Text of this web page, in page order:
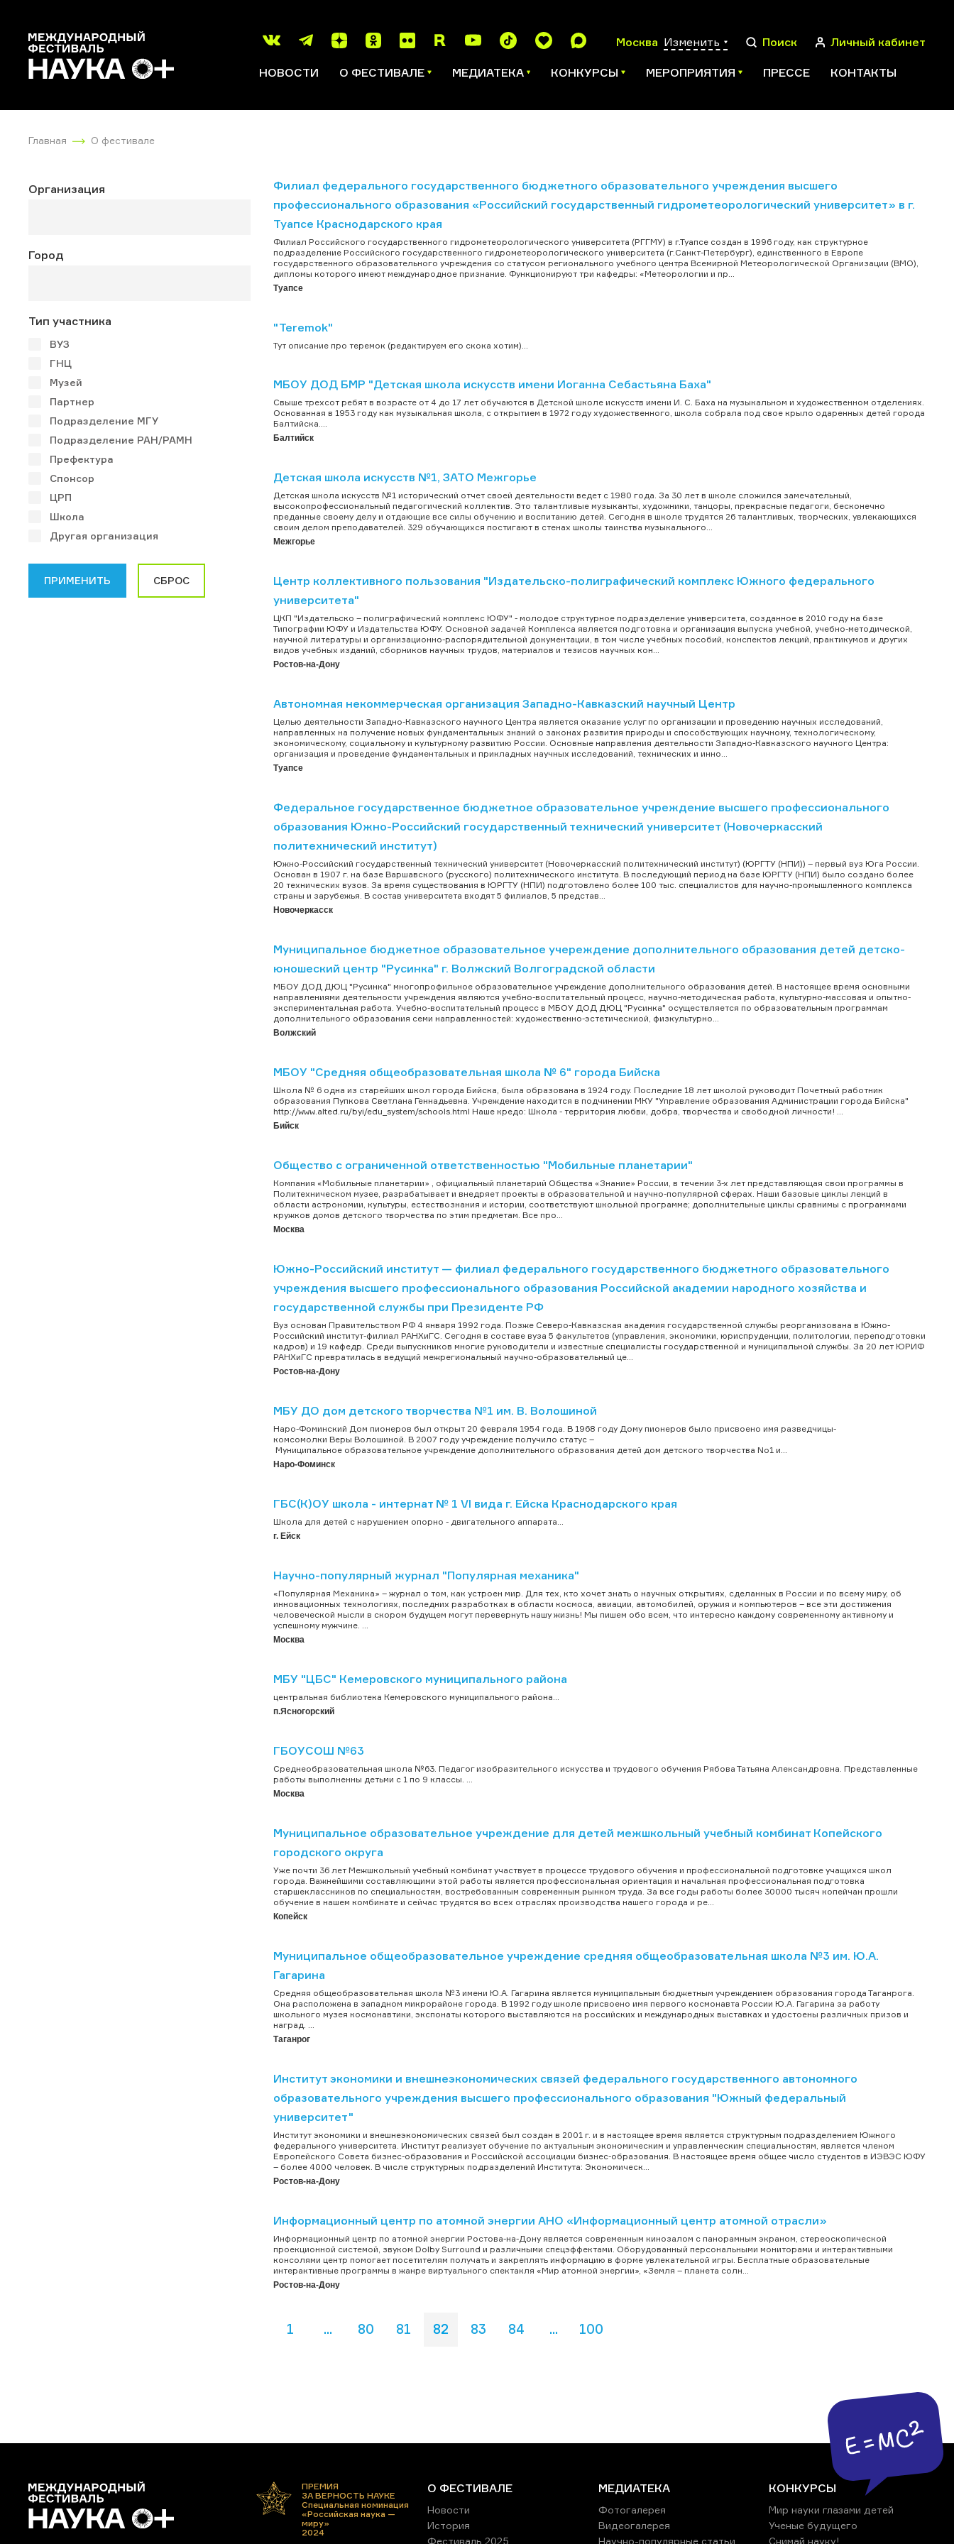
Москва Изменить Поиск Личный кабинет
НОВОСТИ О ФЕСТИВАЛЕ МЕДИАТЕКА КОНКУРСЫ МЕРОПРИЯТИЯ ПРЕССЕ КОНТАКТЫ
Главная О фестивале
Организация
Город
Тип участника
ВУЗ
ГНЦ
Музей
Партнер
Подразделение МГУ
Подразделение РАН/РАМН
Префектура
Спонсор
ЦРП
Школа
Другая организация
Филиал федерального государственного бюджетного образовательного учреждения высшего
профессионального образования «Российский государственный гидрометеорологический университет» в г.
Туапсе Краснодарского края
Филиал Российского государственного гидрометеорологического университета (РГГМУ) в г.Туапсе создан в 1996 году, как структурное
подразделение Российского государственного гидрометеорологического университета (г.Санкт-Петербург), единственного в Европе
государственного образовательного учреждения со статусом регионального учебного центра Всемирной Метеорологической Организации (ВМО),
дипломы которого имеют международное признание. Функционируют три кафедры: «Метеорологии и пр...
Туапсе
"Teremok"
Тут описание про теремок (редактируем его скока хотим)...
МБОУ ДОД БМР "Детская школа искусств имени Иоганна Себастьяна Баха"
Свыше трехсот ребят в возрасте от 4 до 17 лет обучаются в Детской школе искусств имени И. С. Баха на музыкальном и художественном отделениях.
Основанная в 1953 году как музыкальная школа, с открытием в 1972 году художественного, школа собрала под свое крыло одаренных детей города
Балтийска....
Балтийск
Детская школа искусств №1, ЗАТО Межгорье
Детская школа искусств №1 исторический отчет своей деятельности ведет с 1980 года. За 30 лет в школе сложился замечательный,
высокопрофессиональный педагогический коллектив. Это талантливые музыканты, художники, танцоры, прекрасные педагоги, бесконечно
преданные своему делу и отдающие все силы обучению и воспитанию детей. Сегодня в школе трудятся 26 талантливых, творческих, увлекающихся
своим делом преподавателей. 329 обучающихся постигают в стенах школы таинства музыкального...
Межгорье
Центр коллективного пользования "Издательско-полиграфический комплекс Южного федерального
университета"
ЦКП "Издательско – полиграфический комплекс ЮФУ" - молодое структурное подразделение университета, созданное в 2010 году на базе
Типографии ЮФУ и Издательства ЮФУ. Основной задачей Комплекса является подготовка и организация выпуска учебной, учебно-методической,
научной литературы и организационно-распорядительной документации, в том числе учебных пособий, конспектов лекций, практикумов и других
видов учебных изданий, сборников научных трудов, материалов и тезисов научных кон...
Ростов-на-Дону
Автономная некоммерческая организация Западно-Кавказский научный Центр
Целью деятельности Западно-Кавказского научного Центра является оказание услуг по организации и проведению научных исследований,
направленных на получение новых фундаментальных знаний о законах развития природы и способствующих научному, технологическому,
экономическому, социальному и культурному развитию России. Основные направления деятельности Западно-Кавказского научного Центра:
организация и проведение фундаментальных и прикладных научных исследований, технических и инно...
Туапсе
Федеральное государственное бюджетное образовательное учреждение высшего профессионального
образования Южно-Российский государственный технический университет (Новочеркасский
политехнический институт)
Южно-Российский государственный технический университет (Новочеркасский политехнический институт) (ЮРГТУ (НПИ)) – первый вуз Юга России.
Основан в 1907 г. на базе Варшавского (русского) политехнического института. В последующий период на базе ЮРГТУ (НПИ) было создано более
20 технических вузов. За время существования в ЮРГТУ (НПИ) подготовлено более 100 тыс. специалистов для научно-промышленного комплекса
страны и зарубежья. В состав университета входят 5 филиалов, 5 представ...
Новочеркасск
Муниципальное бюджетное образовательное учереждение дополнительного образования детей детско-
юношеский центр "Русинка" г. Волжский Волгоградской области
МБОУ ДОД ДЮЦ "Русинка" многопрофильное образовательное учреждение дополнительного образования детей. В настоящее время основными
направлениями деятельности учреждения являются учебно-воспитательный процесс, научно-методическая работа, культурно-массовая и опытно-
экспериментальная работа. Учебно-воспитательный процесс в МБОУ ДОД ДЮЦ "Русинка" осуществляется по образовательным программам
дополнительного образования семи направленностей: художественно-эстетическиой, физкультурно...
Волжский
МБОУ "Средняя общеобразовательная школа № 6" города Бийска
Школа № 6 одна из старейших школ города Бийска, была образована в 1924 году. Последние 18 лет школой руководит Почетный работник
образования Пупкова Светлана Геннадьевна. Учреждение находится в подчинении МКУ "Управление образования Администрации города Бийска"
http://www.alted.ru/byi/edu_system/schools.html Наше кредо: Школа - территория любви, добра, творчества и свободной личности! ...
Бийск
Общество с ограниченной ответственностью "Мобильные планетарии"
Компания «Мобильные планетарии» , официальный планетарий Общества «Знание» России, в течении 3-х лет представляющая свои программы в
Политехническом музее, разрабатывает и внедряет проекты в образовательной и научно-популярной сферах. Наши базовые циклы лекций в
области астрономии, культуры, естествознания и истории, соответствуют школьной программе; дополнительные циклы сравнимы с программами
кружков домов детского творчества по этим предметам. Все про...
Москва
Южно-Российский институт — филиал федерального государственного бюджетного образовательного
учреждения высшего профессионального образования Российской академии народного хозяйства и
государственной службы при Президенте РФ
Вуз основан Правительством РФ 4 января 1992 года. Позже Северо-Кавказская академия государственной службы реорганизована в Южно-
Российский институт-филиал РАНХиГС. Сегодня в составе вуза 5 факультетов (управления, экономики, юриспруденции, политологии, переподготовки
кадров) и 19 кафедр. Среди выпускников многие руководители и известные специалисты государственной и муниципальной службы. За 20 лет ЮРИФ
РАНХиГС превратилась в ведущий межрегиональный научно-образовательный це...
Ростов-на-Дону
МБУ ДО дом детского творчества №1 им. В. Волошиной
Наро-Фоминский Дом пионеров был открыт 20 февраля 1954 года. В 1968 году Дому пионеров было присвоено имя разведчицы-
комсомолки Веры Волошиной. В 2007 году учреждение получило статус –
Муниципальное образовательное учреждение дополнительного образования детей дом детского творчества No1 и...
Наро-Фоминск
ГБС(К)ОУ школа - интернат № 1 VI вида г. Ейска Краснодарского края
Школа для детей с нарушением опорно - двигательного аппарата...
г. Ейск
Научно-популярный журнал "Популярная механика"
«Популярная Механика» – журнал о том, как устроен мир. Для тех, кто хочет знать о научных открытиях, сделанных в России и по всему миру, об
инновационных технологиях, последних разработках в области космоса, авиации, автомобилей, оружия и компьютеров – все эти достижения
человеческой мысли в скором будущем могут перевернуть нашу жизнь! Мы пишем обо всем, что интересно каждому современному активному и
успешному мужчине. ...
Москва
МБУ "ЦБС" Кемеровского муниципального района
центральная библиотека Кемеровского муниципального района...
п.Ясногорский
ГБОУСОШ №63
Среднеобразовательная школа №63. Педагог изобразительного искусства и трудового обучения Рябова Татьяна Александровна. Представленные
работы выполненны детьми с 1 по 9 классы. ...
Москва
Муниципальное образовательное учреждение для детей межшкольный учебный комбинат Копейского
городского округа
Уже почти 36 лет Межшкольный учебный комбинат участвует в процессе трудового обучения и профессиональной подготовке учащихся школ
города. Важнейшими составляющими этой работы является профессиональная ориентация и начальная профессиональная подготовка
старшеклассников по специальностям, востребованным современным рынком труда. За все годы работы более 30000 тысяч копейчан прошли
обучение в нашем комбинате и сейчас трудятся во всех отраслях производства нашего города и ре...
Копейск
Муниципальное общеобразовательное учреждение средняя общеобразовательная школа №3 им. Ю.А.
Гагарина
Средняя общеобразовательная школа №3 имени Ю.А. Гагарина является муниципальным бюджетным учреждением образования города Таганрога.
Она расположена в западном микрорайоне города. В 1992 году школе присвоено имя первого космонавта России Ю.А. Гагарина за работу
школьного музея космонавтики, экспонаты которого выставляются на российских и международных выставках и удостоены различных призов и
наград. ...
Таганрог
Институт экономики и внешнеэкономических связей федерального государственного автономного
образовательного учреждения высшего профессионального образования "Южный федеральный
университет"
Институт экономики и внешнеэкономических связей был создан в 2001 г. и в настоящее время является структурным подразделением Южного
федерального университета. Институт реализует обучение по актуальным экономическим и управленческим специальностям, является членом
Европейского Совета бизнес-образования и Российской ассоциации бизнес-образования. В настоящее время общее число студентов в ИЭВЭС ЮФУ
– более 4000 человек. В числе структурных подразделений Института: Экономическ...
Ростов-на-Дону
Информационный центр по атомной энергии АНО «Информационный центр атомной отрасли»
Информационный центр по атомной энергии Ростова-на-Дону является современным кинозалом с панорамным экраном, стереоскопической
проекционной системой, звуком Dolby Surround и различными спецэффектами. Оборудованный персональными мониторами и интерактивными
консолями центр помогает посетителям получать и закреплять информацию в форме увлекательной игры. Бесплатные образовательные
интерактивные программы в жанре виртуального спектакля «Мир атомной энергии», «Земля – планета солн...
Ростов-на-Дону
1 ... 80 81 82 83 84 ... 100
ПРЕМИЯ
ЗА ВЕРНОСТЬ НАУКЕ
Специальная номинация
«Российская наука —
миру»
2024
О ФЕСТИВАЛЕ
Новости
История
Фестиваль 2025
МЕДИАТЕКА
Фотогалерея
Видеогалерея
Научно-популярные статьи
КОНКУРСЫ
Мир науки глазами детей
Ученые будущего
Снимай науку!